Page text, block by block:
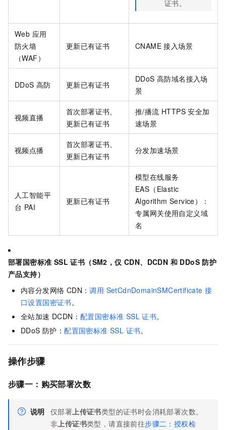
证书。
Web 应用
防火墙
（WAF）
更新已有证书 CNAME 接入场景
DDoS 高防 更新已有证书
DDoS 高防域名接入场
景
视频直播
首次部署证书、
更新已有证书
推/播流 HTTPS 安全加
速场景
视频点播
首次部署证书、
更新已有证书
分发加速场景
人工智能平
台 PAI
更新已有证书
模型在线服务
EAS（Elastic
Algorithm Service）：
专属网关使用自定义域
名
部署国密标准 SSL 证书（SM2，仅 CDN、DCDN 和 DDoS 防护
产品支持）
内容分发网络 CDN：调用 SetCdnDomainSMCertificate 接
口设置国密证书。
全站加速 DCDN： 配置国密标准 SSL 证书。
DDoS 防护：配置国密标准 SSL 证书。
操作步骤
步骤一：购买部署次数
说明 仅部署上传证书类型的证书时会消耗部署次数。
非上传证书类型，请直接前往步骤二：授权检